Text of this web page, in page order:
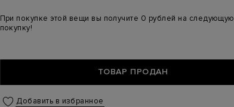
При покупке этой вещи вы получите 0 рублей на следующую
покупку!
ТОВАР ПРОДАН
Добавить в избранное